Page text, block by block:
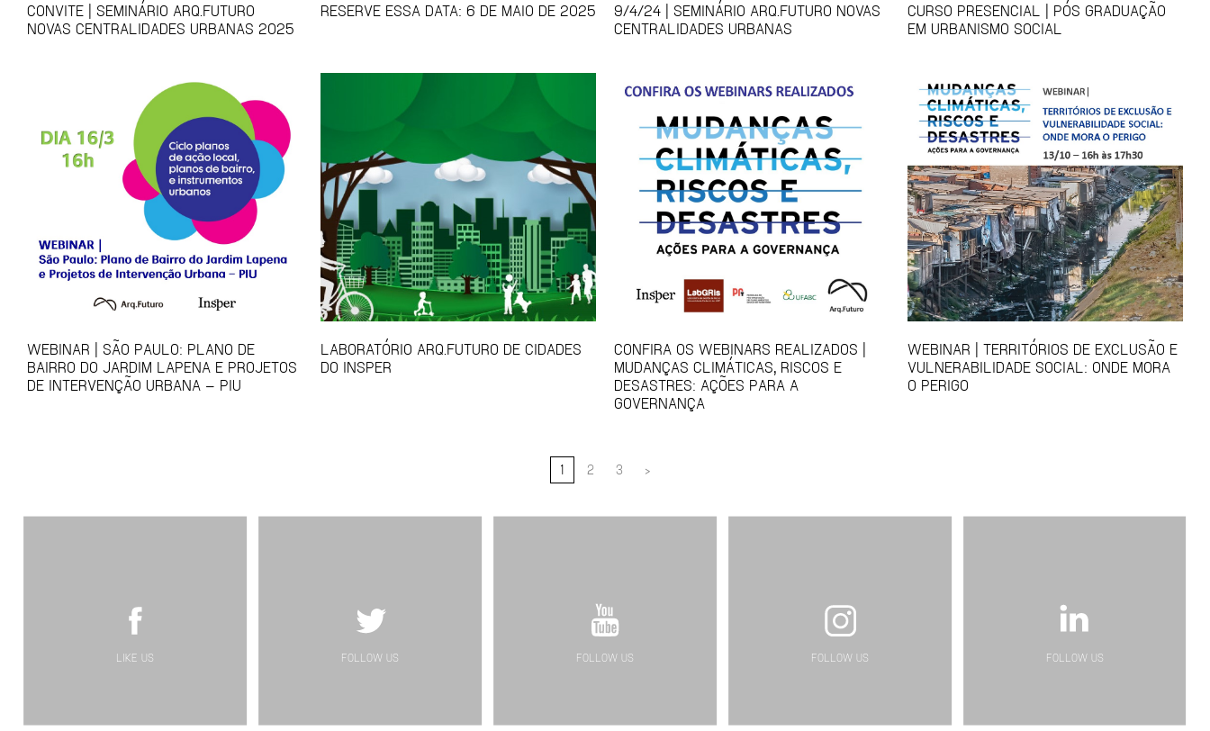
CONVITE | SEMINÁRIO ARQ.FUTURO
NOVAS CENTRALIDADES URBANAS 2025
RESERVE ESSA DATA: 6 DE MAIO DE 2025
9/4/24 | SEMINÁRIO ARQ.FUTURO NOVAS
CENTRALIDADES URBANAS
CURSO PRESENCIAL | PÓS GRADUAÇÃO
EM URBANISMO SOCIAL
WEBINAR | SÃO PAULO: PLANO DE
BAIRRO DO JARDIM LAPENA E PROJETOS
DE INTERVENÇÃO URBANA – PIU
LABORATÓRIO ARQ.FUTURO DE CIDADES
DO INSPER
CONFIRA OS WEBINARS REALIZADOS |
MUDANÇAS CLIMÁTICAS, RISCOS E
DESASTRES: AÇÕES PARA A
GOVERNANÇA
WEBINAR | TERRITÓRIOS DE EXCLUSÃO E
VULNERABILIDADE SOCIAL: ONDE MORA
O PERIGO
1 2 3 >
LIKE US FOLLOW US FOLLOW US FOLLOW US FOLLOW US